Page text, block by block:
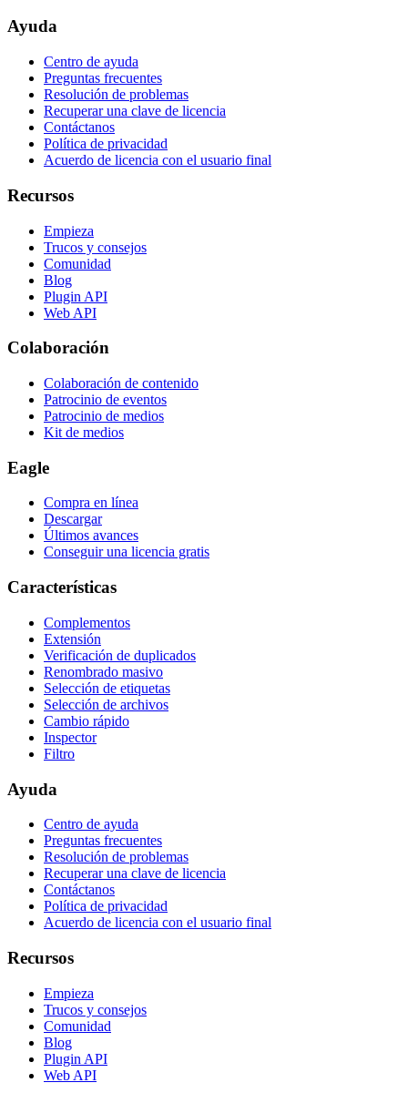
Ayuda
Centro de ayuda
Preguntas frecuentes
Resolución de problemas
Recuperar una clave de licencia
Contáctanos
Política de privacidad
Acuerdo de licencia con el usuario final
Recursos
Empieza
Trucos y consejos
Comunidad
Blog
Plugin API
Web API
Colaboración
Colaboración de contenido
Patrocinio de eventos
Patrocinio de medios
Kit de medios
Eagle
Compra en línea
Descargar
Últimos avances
Conseguir una licencia gratis
Características
Complementos
Extensión
Verificación de duplicados
Renombrado masivo
Selección de etiquetas
Selección de archivos
Cambio rápido
Inspector
Filtro
Ayuda
Centro de ayuda
Preguntas frecuentes
Resolución de problemas
Recuperar una clave de licencia
Contáctanos
Política de privacidad
Acuerdo de licencia con el usuario final
Recursos
Empieza
Trucos y consejos
Comunidad
Blog
Plugin API
Web API